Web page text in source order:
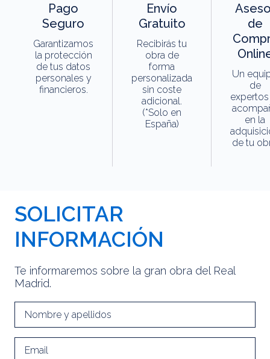
Pago
Seguro
Garantizamos
la protección
de tus datos
personales y
financieros.
Envío
Gratuito
Recibirás tu
obra de
forma
personalizada
sin coste
adicional.
(*Solo en
España)
de
Un
de
en la
de tu
SOLICITAR
INFORMACIÓN
Te informaremos sobre la gran obra del Real
Madrid.